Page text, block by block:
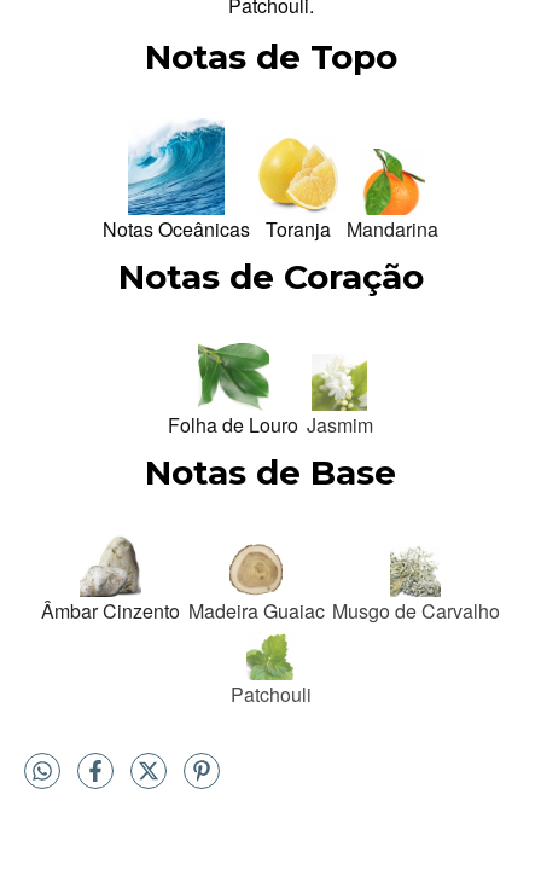
Notas de Topo
Notas Oceânicas Toranja Mandarina
Notas de Coração
Folha de Louro Jasmim
Notas de Base
Âmbar Cinzento Madeira Guaiac Musgo de Carvalho
Patchouli